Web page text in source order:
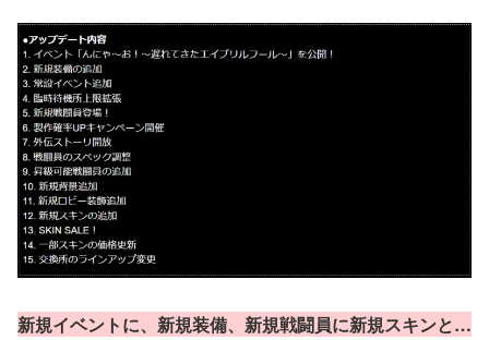
新規イベントに、新規装備、新規戦闘員に新規スキンと…